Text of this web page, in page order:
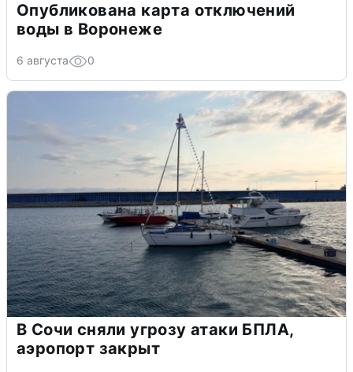
Опубликована карта отключений
воды в Воронеже
6 августа 0
В Сочи сняли угрозу атаки БПЛА,
аэропорт закрыт